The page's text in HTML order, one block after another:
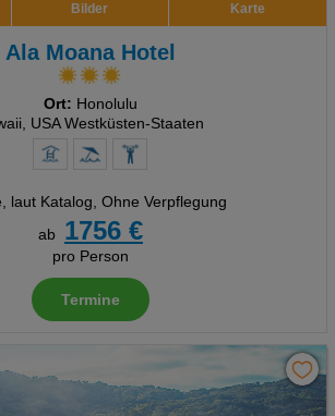
Bilder Karte
Ala Moana Hotel
Ort: Honolulu
USA Westküsten-Staaten
, laut Katalog, Ohne Verpflegung
ab
1756 €
pro Person
Termine